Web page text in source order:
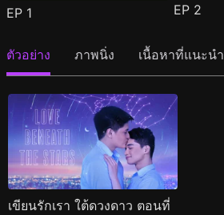
EP 1 EP 2
ตัวอย่าง ภาพนิ่ง เนื้อหาที่แนะนำ
เขียนรักเรา ใต้ดวงดาว ตอนที่